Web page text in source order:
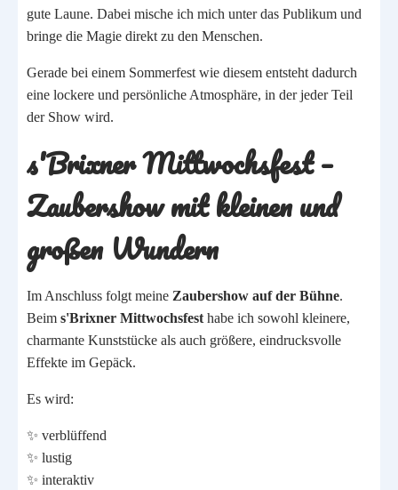
gute Laune. Dabei mische ich mich unter das Publikum und
bringe die Magie direkt zu den Menschen.
Gerade bei einem Sommerfest wie diesem entsteht dadurch
eine lockere und persönliche Atmosphäre, in der jeder Teil
der Show wird.
s'Brixner Mittwochsfest –
Zaubershow mit kleinen und
großen Wundern
Im Anschluss folgt meine Zaubershow auf der Bühne.
Beim s'Brixner Mittwochsfest habe ich sowohl kleinere,
charmante Kunststücke als auch größere, eindrucksvolle
Effekte im Gepäck.
Es wird:
✨ verblüffend
✨ lustig
✨ interaktiv